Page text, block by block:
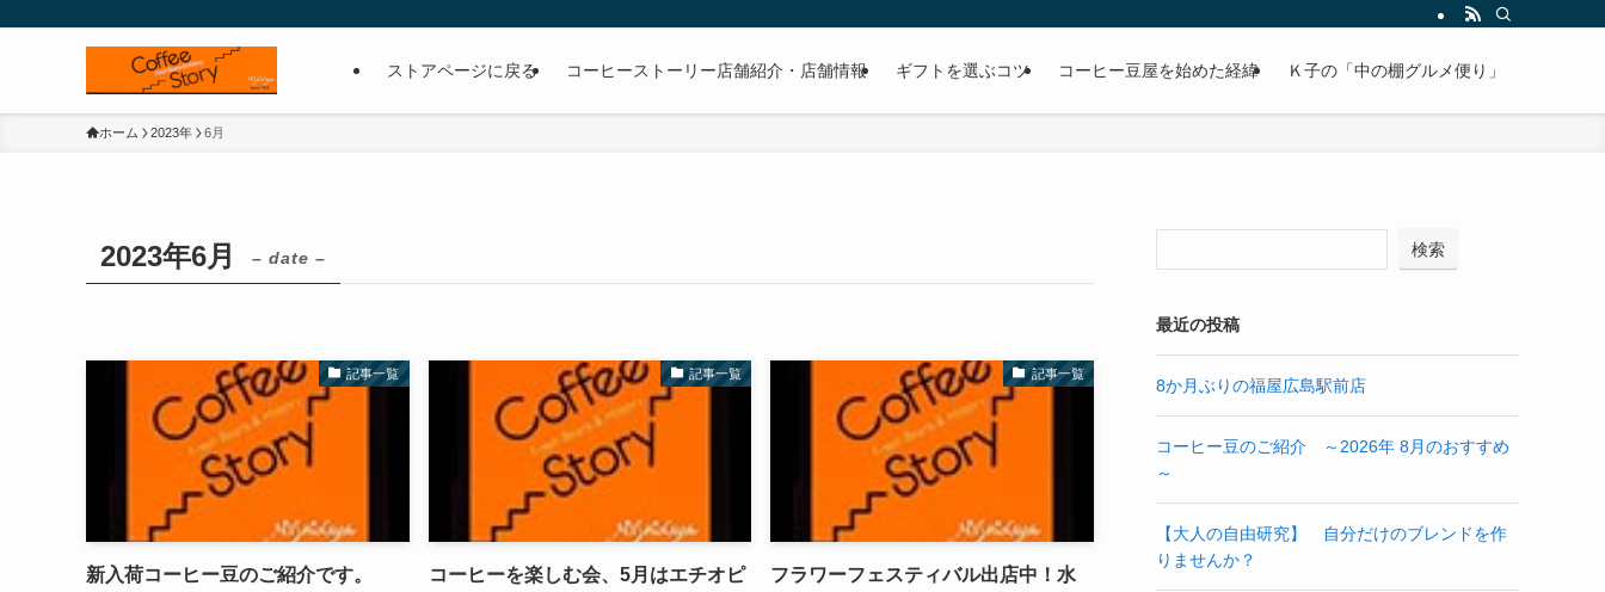
ストアページに戻る コーヒーストーリー店舗紹介・店舗情報 ギフトを選ぶコツ コーヒー豆屋を始めた経緯 Ｋ子の「中の棚グルメ便り」
ホーム 2023年 6月
2023年6月 – date –
記事一覧
新入荷コーヒー豆のご紹介です。
記事一覧
コーヒーを楽しむ会、5月はエチオピ
記事一覧
フラワーフェスティバル出店中！水
検索
最近の投稿
8か月ぶりの福屋広島駅前店
コーヒー豆のご紹介 ～2026年 8月のおすすめ
～
【大人の自由研究】 自分だけのブレンドを作
りませんか？